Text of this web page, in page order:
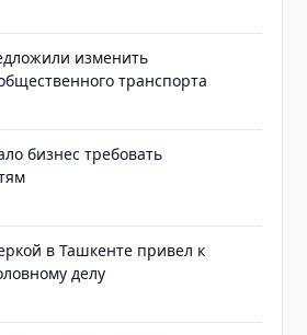
изменить
транспорта
бизнес требовать
в Ташкенте привел к
делу